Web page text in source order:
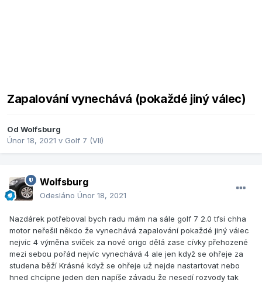
Zapalování vynechává (pokaždé jiný válec)
Od Wolfsburg
Únor 18, 2021 v Golf 7 (VII)
Wolfsburg
Odesláno Únor 18, 2021
Nazdárek potřeboval bych radu mám na sále golf 7 2.0 tfsi chha
motor neřešil někdo že vynechává zapalování pokaždé jiný válec
nejvíc 4 výměna svíček za nové origo dělá zase cívky přehozené
mezi sebou pořád nejvíc vynechává 4 ale jen když se ohřeje za
studena běží Krásné když se ohřeje už nejde nastartovat nebo
hned chcípne jeden den napíše závadu že nesedí rozvody tak